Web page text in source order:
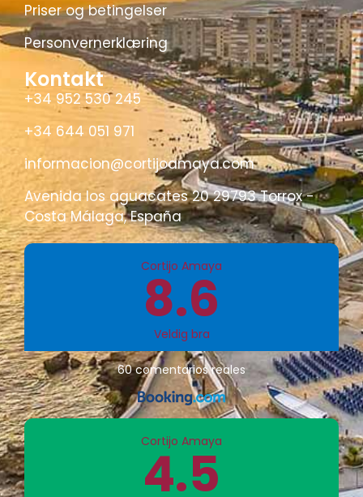
Priser og betingelser
Personvernerklæring
Kontakt
+34 952 530 245
+34 644 051 971
informacion@cortijoamaya.com
Avenida los aguacates 20 29793 Torrox -
Costa Málaga, España
Cortijo Amaya
8.6
Veldig bra
60 comentarios reales
Cortijo Amaya
4.5